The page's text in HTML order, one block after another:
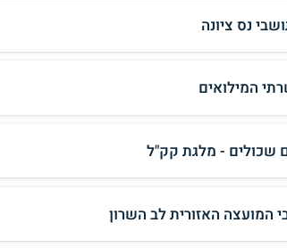
נס ציונה
המילואים
שכולים - מלגת קק"ל
המועצה האזורית לב השרון